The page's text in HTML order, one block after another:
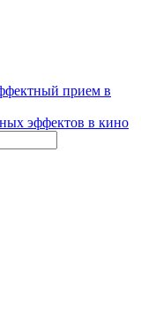
прием в
эффектов в кино